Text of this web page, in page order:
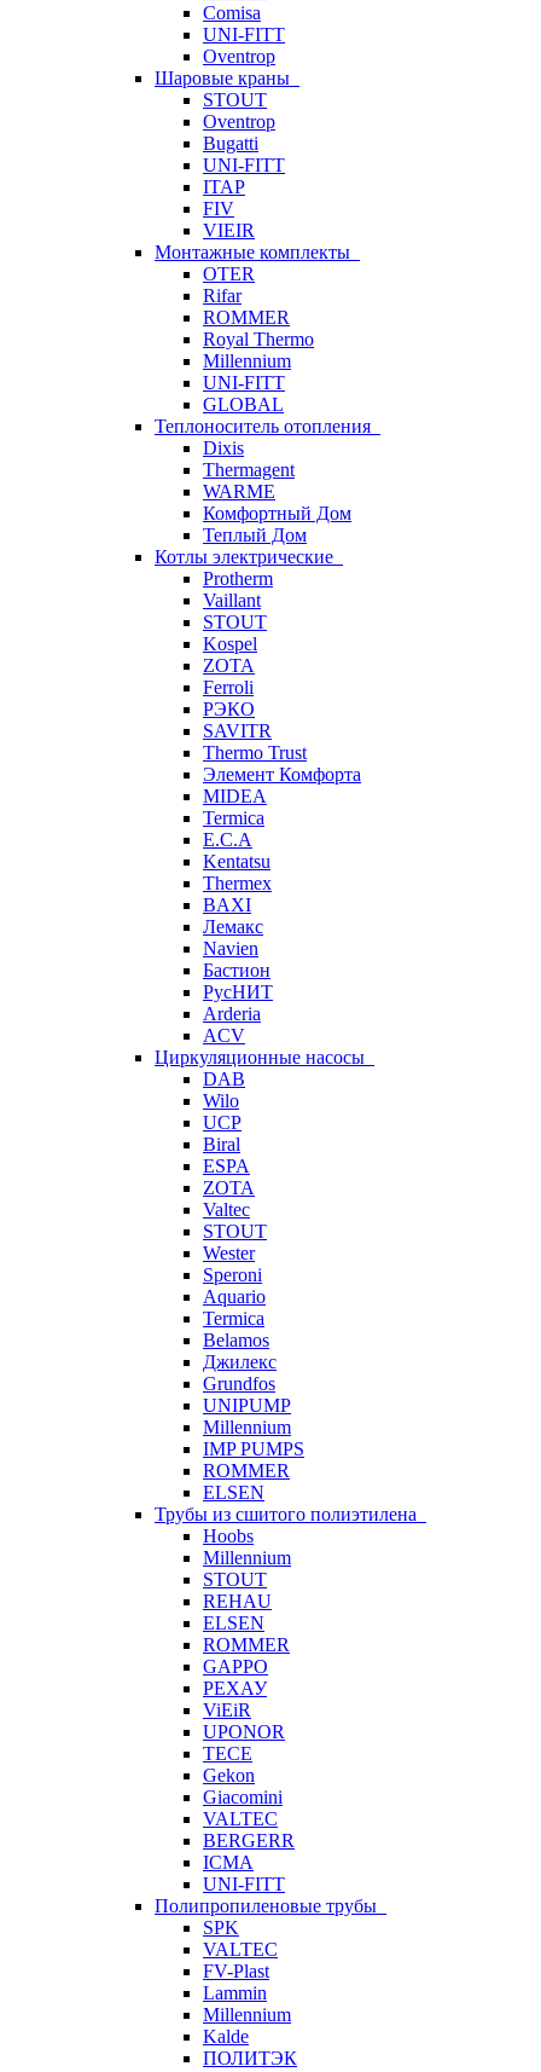
Comisa
UNI-FITT
Oventrop
Шаровые краны
STOUT
Oventrop
Bugatti
UNI-FITT
ITAP
FIV
VIEIR
Монтажные комплекты
OTER
Rifar
ROMMER
Royal Thermo
Millennium
UNI-FITT
GLOBAL
Теплоноситель отопления
Dixis
Thermagent
WARME
Комфортный Дом
Теплый Дом
Котлы электрические
Protherm
Vaillant
STOUT
Kospel
ZOTA
Ferroli
РЭКО
SAVITR
Thermo Trust
Элемент Комфорта
MIDEA
Termica
E.C.A
Kentatsu
Thermex
BAXI
Лемакс
Navien
Бастион
РусНИТ
Arderia
ACV
Циркуляционные насосы
DAB
Wilo
UCP
Biral
ESPA
ZOTA
Valtec
STOUT
Wester
Speroni
Aquario
Termica
Belamos
Джилекс
Grundfos
UNIPUMP
Millennium
IMP PUMPS
ROMMER
ELSEN
Трубы из сшитого полиэтилена
Hoobs
Millennium
STOUT
REHAU
ELSEN
ROMMER
GAPPO
РЕХАУ
ViEiR
UPONOR
TECE
Gekon
Giacomini
VALTEC
BERGERR
ICMA
UNI-FITT
Полипропиленовые трубы
SPK
VALTEC
FV-Plast
Lammin
Millennium
Kalde
ПОЛИТЭК